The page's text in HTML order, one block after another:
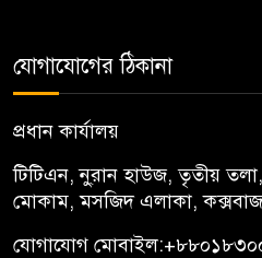
যোগাযোগের ঠিকানা
প্রধান কার্যালয়
টিটিএন, নু্রান হাউজ, তৃতীয়
মোকাম, মসজিদ এলাকা,
যোগাযোগ মোবাইল: